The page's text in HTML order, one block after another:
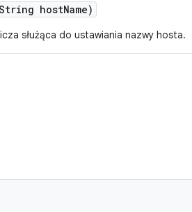
hostName)
służąca do ustawiania nazwy hosta.